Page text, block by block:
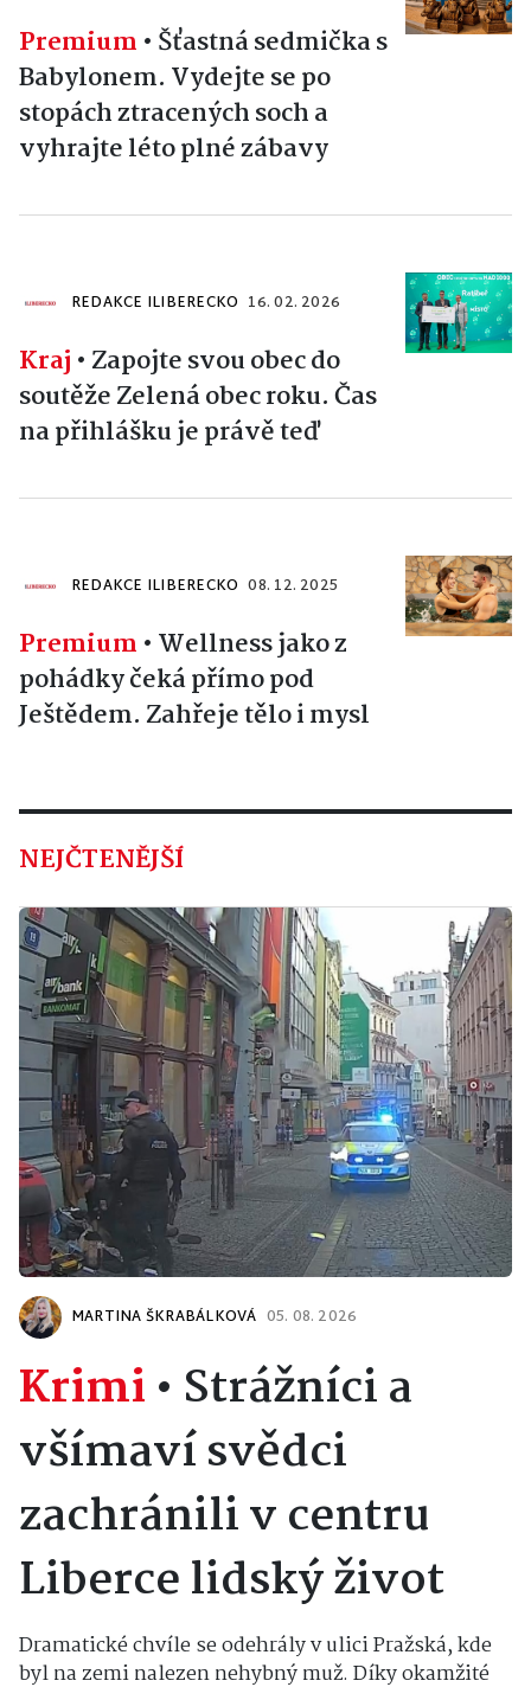
Premium • Šťastná sedmička s
Babylonem. Vydejte se po
stopách ztracených soch a
vyhrajte léto plné zábavy
REDAKCE ILIBERECKO 16. 02. 2026
Kraj • Zapojte svou obec do
soutěže Zelená obec roku. Čas
na přihlášku je právě teď
REDAKCE ILIBERECKO 08. 12. 2025
Premium • Wellness jako z
pohádky čeká přímo pod
Ještědem. Zahřeje tělo i mysl
NEJČTENĚJŠÍ
MARTINA ŠKRABÁLKOVÁ 05. 08. 2026
Krimi• Strážníci a
všímaví svědci
zachránili v centru
Liberce lidský život
Dramatické chvíle se odehrály v ulici Pražská, kde
byl na zemi nalezen nehybný muž. Díky okamžité